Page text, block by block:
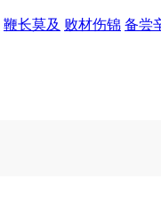
鞭长莫及 败材伤锦 备尝